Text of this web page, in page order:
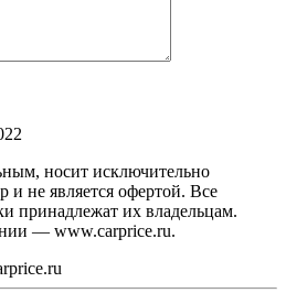
носит исключительно
не является офертой. Все
принадлежат их владельцам.
— www.carprice.ru.